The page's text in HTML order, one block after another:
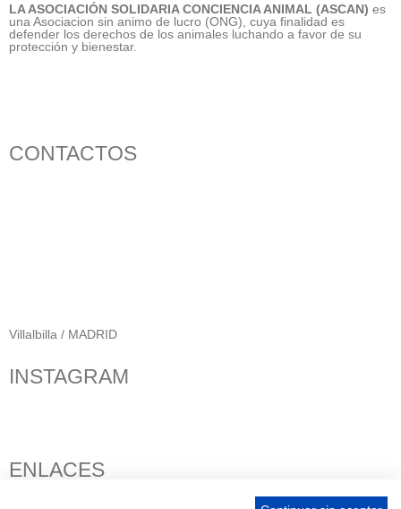
LA ASOCIACIÓN SOLIDARIA CONCIENCIA ANIMAL (ASCAN) es
una Asociacion sin animo de lucro (ONG), cuya finalidad es
defender los derechos de los animales luchando a favor de su
protección y bienestar.
CONTACTOS
Villalbilla / MADRID
INSTAGRAM
ENLACES